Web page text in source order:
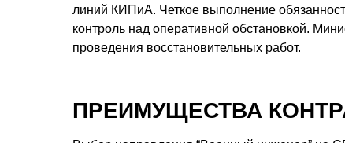
линий КИПиА. Четкое выполнение
контроль над оперативной обстановкой.
проведения восстановительных работ.
ПРЕИМУЩЕСТВА